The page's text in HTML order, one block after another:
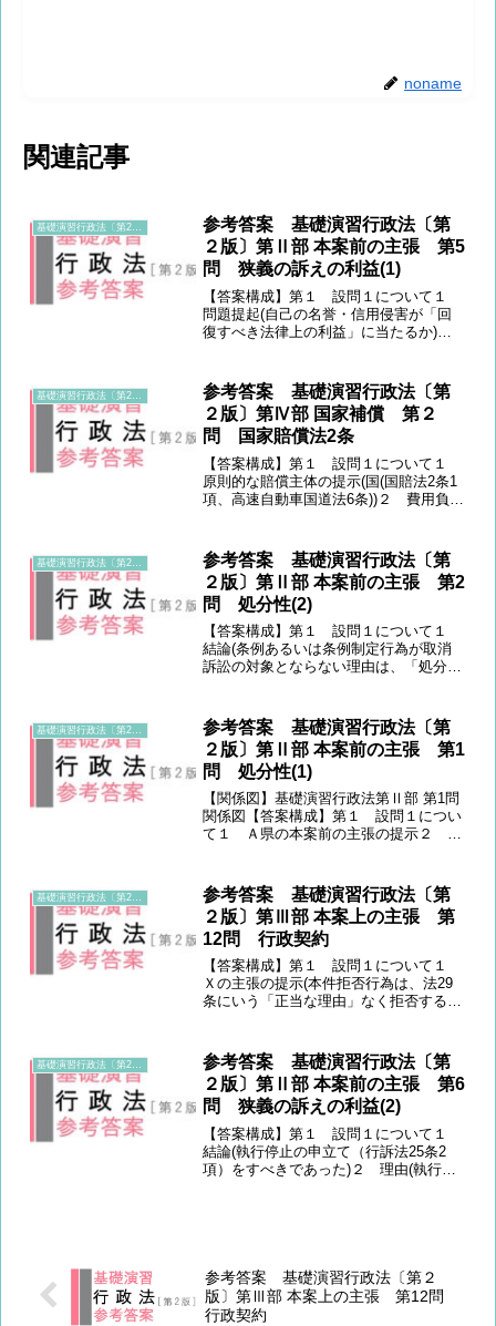
noname
関連記事
基礎演習行政法〔第2版〕
参考答案 基礎演習行政法〔第
２版〕第Ⅱ部 本案前の主張 第5
問 狭義の訴えの利益(1)
【答案構成】第１ 設問１について１
問題提起(自己の名誉・信用侵害が「回
復すべき法律上の利益」に当たるか)
55年11月25日民集34巻6号781頁に従い
判断)４ 結論...
参考答案 基礎演習行政法〔第
２版〕第Ⅳ部 国家補償 第２
問 国家賠償法2条
【答案構成】第１ 設問１について１
原則的な賠償主体の提示(国(国賠法2条1
項、高速自動車国道法6条))２ 費用負担
県を被告とすることができる)第２ 設
問２...
参考答案 基礎演習行政法〔第
２版〕第Ⅱ部 本案前の主張 第2
問 処分性(2)
【答案構成】第１ 設問１について１
結論(条例あるいは条例制定行為が取消
訴訟の対象とならない理由は、「処分」
め(条例は通常、一般抽象的な規範であ
り、①個別具体性を欠く...
参考答案 基礎演習行政法〔第
２版〕第Ⅱ部 本案前の主張 第1
問 処分性(1)
【関係図】基礎演習行政法第Ⅱ部 第1問
関係図【答案構成】第１ 設問１につい
て１ Ａ県の本案前の主張の提示２ 規
いなく充足する処分性要件①～③)
(2) 当てはめ...
基礎演習行政法〔第2版〕
参考答案 基礎演習行政法〔第
２版〕第Ⅲ部 本案上の主張 第
12問 行政契約
【答案構成】第１ 設問１について１
Ｘの主張の提示(本件拒否行為は、法29
条にいう「正当な理由」なく拒否するも
(A県が主張する「他県の畜産農家であ
る」という理由≠客観的...
基礎演習行政法〔第2版〕
参考答案 基礎演習行政法〔第
２版〕第Ⅱ部 本案前の主張 第6
問 狭義の訴えの利益(2)
【答案構成】第１ 設問１について１
結論(執行停止の申立て（行訴法25条2
項）をすべきであった)２ 理由(執行不
参考答案 基礎演習行政法〔第２
版〕第Ⅲ部 本案上の主張 第12問
行政契約